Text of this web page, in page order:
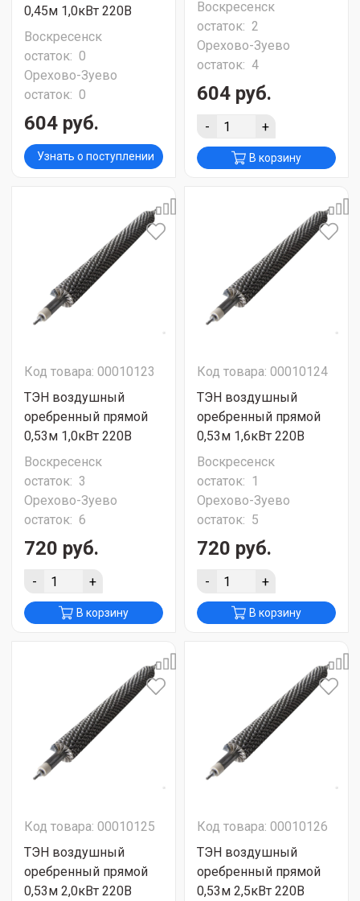
0,45м 1,0кВт 220В
Воскресенск
остаток: 0
Орехово-Зуево
остаток: 0
604 руб.
Узнать о поступлении
Воскресенск
остаток: 2
Орехово-Зуево
остаток: 4
604 руб.
- +
В корзину
Код товара: 00010123
ТЭН воздушный
оребренный прямой
0,53м 1,0кВт 220В
Воскресенск
остаток: 3
Орехово-Зуево
остаток: 6
720 руб.
- +
В корзину
Код товара: 00010124
ТЭН воздушный
оребренный прямой
0,53м 1,6кВт 220В
Воскресенск
остаток: 1
Орехово-Зуево
остаток: 5
720 руб.
- +
В корзину
Код товара: 00010125
ТЭН воздушный
оребренный прямой
0,53м 2,0кВт 220В
Код товара: 00010126
ТЭН воздушный
оребренный прямой
0,53м 2,5кВт 220В